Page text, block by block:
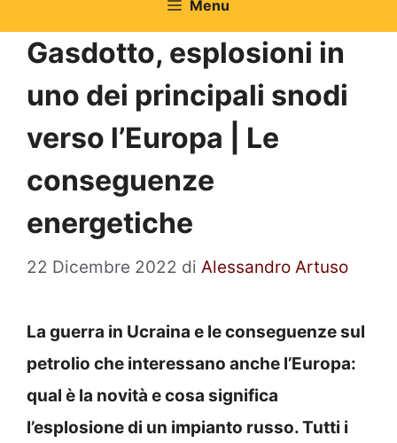
Menu
Gasdotto, esplosioni in
uno dei principali snodi
verso l’Europa | Le
conseguenze
energetiche
22 Dicembre 2022 di Alessandro Artuso
La guerra in Ucraina e le conseguenze sul
petrolio che interessano anche l’Europa:
qual è la novità e cosa significa
l’esplosione di un impianto russo. Tutti i